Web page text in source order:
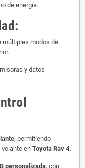
de energía.
múltiples modos de
y datos
, permitiendo
volante en Toyota Rav 4.
personalizada, con